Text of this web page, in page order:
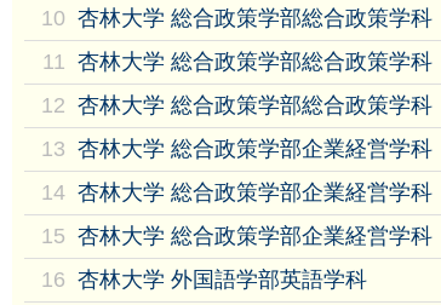
10 杏林大学 総合政策学部総合政策学科
11 杏林大学 総合政策学部総合政策学科
12 杏林大学 総合政策学部総合政策学科
13 杏林大学 総合政策学部企業経営学科
14 杏林大学 総合政策学部企業経営学科
15 杏林大学 総合政策学部企業経営学科
16 杏林大学 外国語学部英語学科